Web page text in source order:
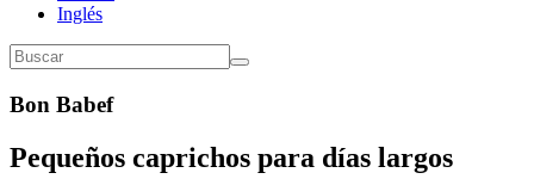
Inglés
Bon Babef
Pequeños caprichos para días largos